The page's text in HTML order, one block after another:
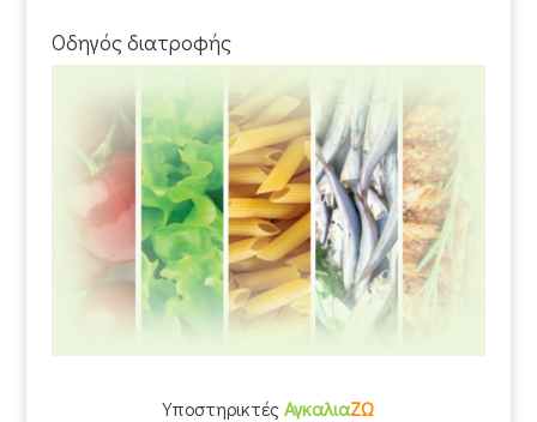
Οδηγός διατροφής
ΥποστηρικτέςΑγκαλιαΖΩ